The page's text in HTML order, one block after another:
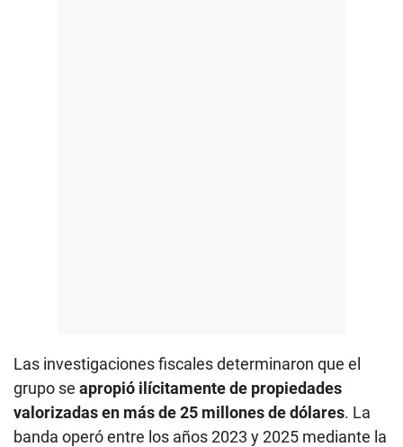
Las investigaciones fiscales determinaron que el
grupo se apropió ilícitamente de propiedades
valorizadas en más de 25 millones de dólares. La
banda operó entre los años 2023 y 2025 mediante la